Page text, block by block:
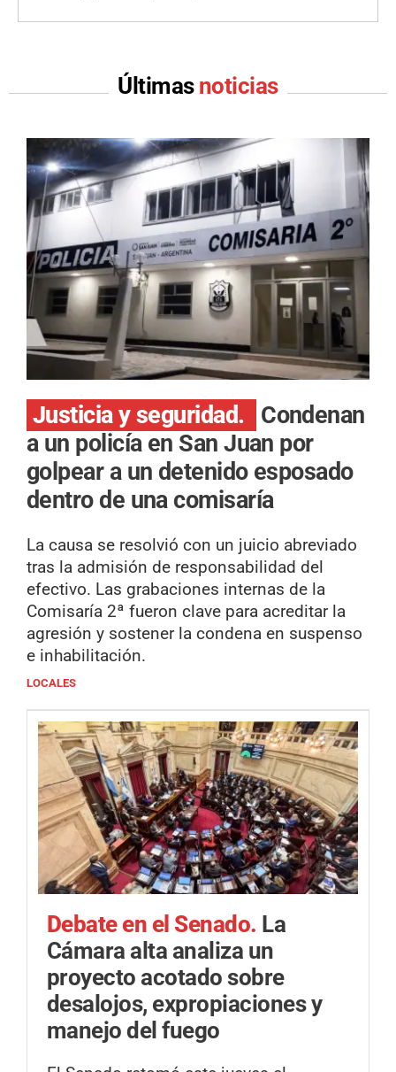
Últimas noticias
Justicia y seguridad.
Condenan
a un policía en San Juan por
golpear a un detenido esposado
dentro de una comisaría
La causa se resolvió con un juicio abreviado
tras la admisión de responsabilidad del
efectivo. Las grabaciones internas de la
Comisaría 2ª fueron clave para acreditar la
agresión y sostener la condena en suspenso
e inhabilitación.
LOCALES
Debate en el Senado. La
Cámara alta analiza un
proyecto acotado sobre
desalojos, expropiaciones y
manejo del fuego